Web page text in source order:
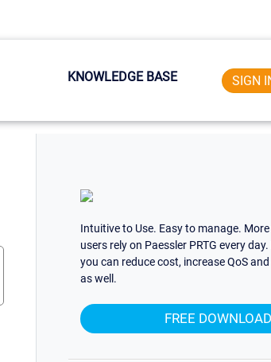
KNOWLEDGE BASE SIGN
Intuitive to Use. Easy to manage.
users rely on Paessler PRTG every
you can reduce cost, increase QoS
as well.
FREE DOWNLOAD